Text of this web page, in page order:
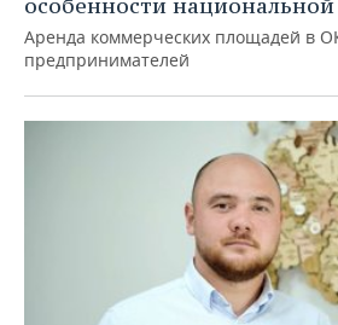
особенности
Аренда коммерческих площадей в
предпринимателей